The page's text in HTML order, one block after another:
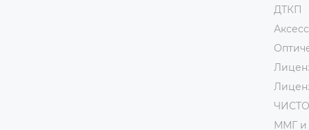
ДТКП
ММГ и